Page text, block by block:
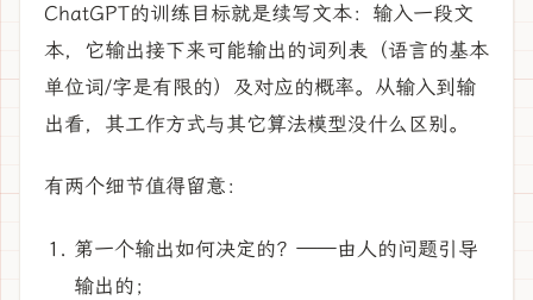
ChatGPT的训练目标就是续写文本：输入一段文
本，它输出接下来可能输出的词列表（语言的基本
单位词/字是有限的）及对应的概率。从输入到输
出看，其工作方式与其它算法模型没什么区别。
有两个细节值得留意：
第一个输出如何决定的？——由人的问题引导
输出的；